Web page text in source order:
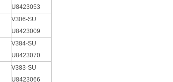
U8423053
V306-SU
U8423009
V384-SU
U8423070
V383-SU
U8423066